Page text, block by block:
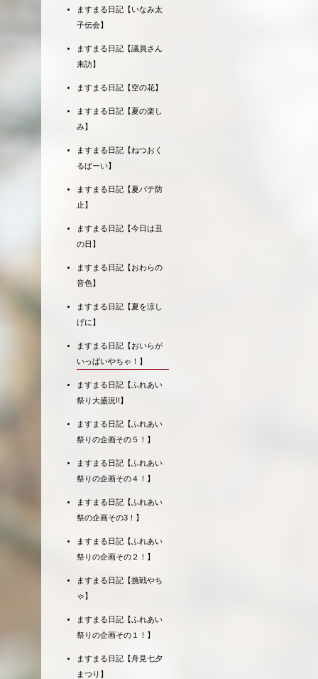
ますまる日記【いなみ太
子伝会】
ますまる日記【議員さん
来訪】
ますまる日記【空の花】
ますまる日記【夏の楽し
み】
ますまる日記【ねつおく
るばーい】
ますまる日記【夏バテ防
止】
ますまる日記【今日は丑
の日】
ますまる日記【おわらの
音色】
ますまる日記【夏を涼し
げに】
ますまる日記【おいらが
いっぱいやちゃ！】
ますまる日記【ふれあい
祭り大盛況!!】
ますまる日記【ふれあい
祭りの企画その５！】
ますまる日記【ふれあい
祭りの企画その４！】
ますまる日記【ふれあい
祭の企画その3！】
ますまる日記【ふれあい
祭りの企画その２！】
ますまる日記【挑戦やち
ゃ】
ますまる日記【ふれあい
祭りの企画その１！】
ますまる日記【舟見七夕
まつり】